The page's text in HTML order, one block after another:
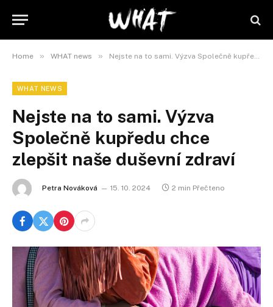
Home » WHAT news » Nejste na to sami. Výzva Společně kupředu chce zlepšit naše duševní zdraví
WHAT NEWS
Nejste na to sami. Výzva
Společně kupředu chce
zlepšit naše duševní zdraví
Petra Nováková 15. 10. 2024 2 min Přečteno